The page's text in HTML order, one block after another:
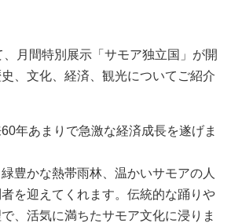
月間特別展示「サモア独立国」が開
、文化、経済、観光についてご紹介
年あまりで急激な経済成長を遂げま
豊かな熱帯雨林、温かいサモアの人
を迎えてくれます。伝統的な踊りや
、活気に満ちたサモア文化に浸りま